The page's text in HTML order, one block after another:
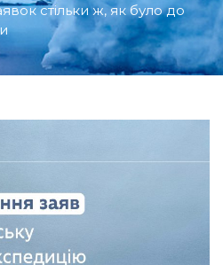
стільки ж, як було до